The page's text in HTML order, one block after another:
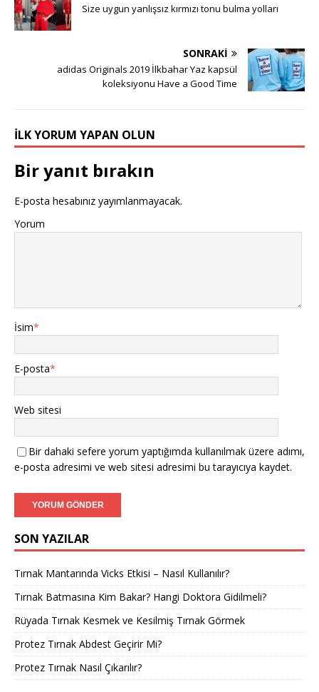
Size uygun yanlışsız kırmızı tonu bulma yolları
SONRAKI
adidas Originals 2019 İlkbahar Yaz kapsül
koleksiyonu Have a Good Time
İLK YORUM YAPAN OLUN
Bir yanıt bırakın
E-posta hesabınız yayımlanmayacak.
Yorum
İsim*
E-posta*
Web sitesi
Bir dahaki sefere yorum yaptığımda kullanılmak üzere adımı,
e-posta adresimi ve web sitesi adresimi bu tarayıcıya kaydet.
SON YAZILAR
Tırnak Mantarında Vicks Etkisi – Nasıl Kullanılır?
Tırnak Batmasına Kim Bakar? Hangi Doktora Gidilmeli?
Rüyada Tırnak Kesmek ve Kesilmiş Tırnak Görmek
Protez Tırnak Abdest Geçirir Mi?
Protez Tırnak Nasıl Çıkarılır?